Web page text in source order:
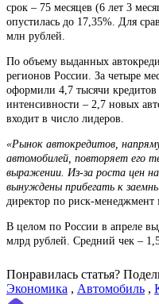
срок – 75 месяцев (6 лет 3
опустилась до 17,35%. Для
млн рублей.
По объему выданных
регионов России. За четыре
оформили 4,7 тысячи
интенсивности – 2,7 новых
входит в число лидеров.
«Рынок автокредитов,
автомобилей, повторяет его
выражении. Из-за роста цен
вынуждены прибегать к
директор по риск-
В целом по России в апреле
млрд рублей. Средний чек –
Понравилась статья?
Экономика , Автомобиль ,